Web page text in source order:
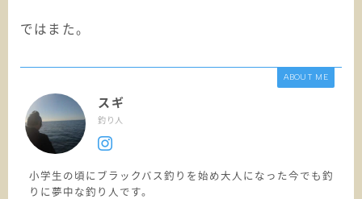
ではまた。
ABOUT ME
スギ
釣り人
小学生の頃にブラックバス釣りを始め大人になった今でも釣
りに夢中な釣り人です。